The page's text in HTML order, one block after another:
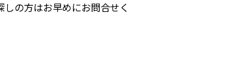
の方はお早めにお問合せく